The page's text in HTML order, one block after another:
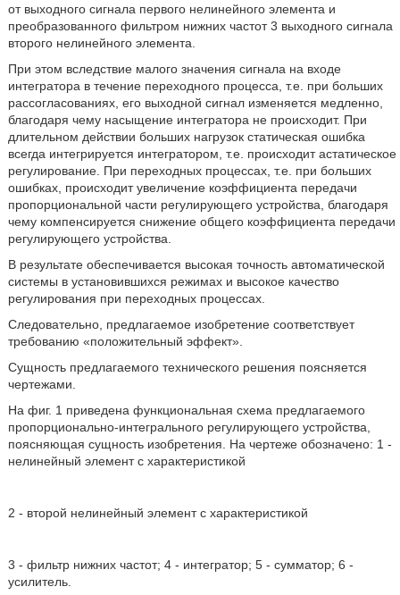
от выходного сигнала первого нелинейного элемента и
преобразованного фильтром нижних частот 3 выходного сигнала
второго нелинейного элемента.
При этом вследствие малого значения сигнала на входе
интегратора в течение переходного процесса, т.е. при больших
рассогласованиях, его выходной сигнал изменяется медленно,
благодаря чему насыщение интегратора не происходит. При
длительном действии больших нагрузок статическая ошибка
всегда интегрируется интегратором, т.е. происходит астатическое
регулирование. При переходных процессах, т.е. при больших
ошибках, происходит увеличение коэффициента передачи
пропорциональной части регулирующего устройства, благодаря
чему компенсируется снижение общего коэффициента передачи
регулирующего устройства.
В результате обеспечивается высокая точность автоматической
системы в установившихся режимах и высокое качество
регулирования при переходных процессах.
Следовательно, предлагаемое изобретение соответствует
требованию «положительный эффект».
Сущность предлагаемого технического решения поясняется
чертежами.
На фиг. 1 приведена функциональная схема предлагаемого
пропорционально-интегрального регулирующего устройства,
поясняющая сущность изобретения. На чертеже обозначено: 1 -
нелинейный элемент с характеристикой
2 - второй нелинейный элемент с характеристикой
3 - фильтр нижних частот; 4 - интегратор; 5 - сумматор; 6 -
усилитель.